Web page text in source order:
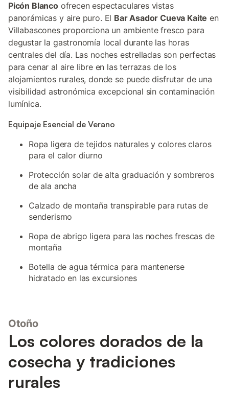
Picón Blancoofrecen espectaculares vistas
panorámicas y aire puro. El Bar Asador Cueva Kaite en
Villabascones proporciona un ambiente fresco para
degustar la gastronomía local durante las horas
centrales del día. Las noches estrelladas son perfectas
para cenar al aire libre en las terrazas de los
alojamientos rurales, donde se puede disfrutar de una
visibilidad astronómica excepcional sin contaminación
lumínica.
Equipaje Esencial de Verano
Ropa ligera de tejidos naturales y colores claros
para el calor diurno
Protección solar de alta graduación y sombreros
de ala ancha
Calzado de montaña transpirable para rutas de
senderismo
Ropa de abrigo ligera para las noches frescas de
montaña
Botella de agua térmica para mantenerse
hidratado en las excursiones
Otoño
Los colores dorados de la
cosecha y tradiciones
rurales